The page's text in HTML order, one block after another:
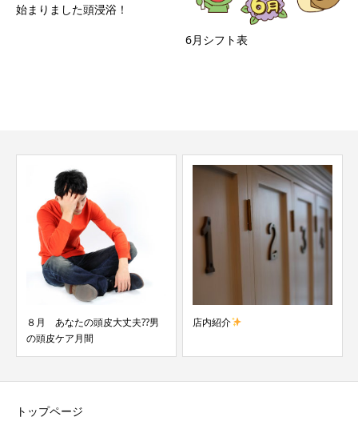
始まりました頭浸浴！
6月シフト表
大丈夫??男 店内紹介
トップページ